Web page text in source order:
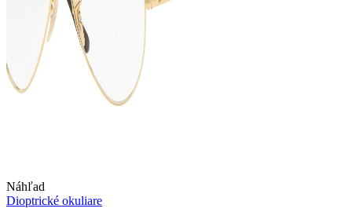
Náhľad
Dioptrické okuliare